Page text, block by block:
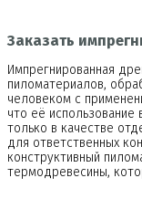
Заказать
Импрегнированная
пиломатериалов,
человеком с
что её
только в качестве
для ответственных
конструктивный
термодревесины,